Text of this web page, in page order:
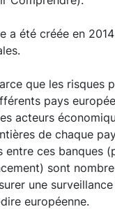
a été créée en
que les risques
pays
acteurs
de chaque
entre ces banques
sont
une
européenne.